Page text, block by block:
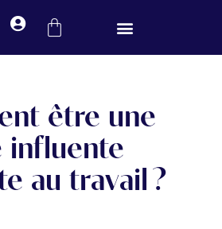
être une
influente
au travail ?